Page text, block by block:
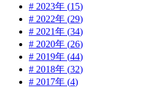
# 2023年 (15)
# 2022年 (29)
# 2021年 (34)
# 2020年 (26)
# 2019年 (44)
# 2018年 (32)
# 2017年 (4)